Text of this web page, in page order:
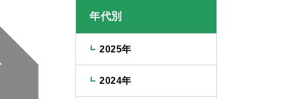
年代別
2025年
2024年